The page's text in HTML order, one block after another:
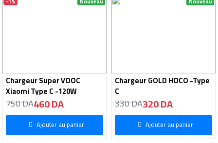
Chargeur Super VOOC
Xiaomi Type C -120W
750 DA460 DA
Ajouter au panier
Chargeur GOLD HOCO -Type
C
330 DA320 DA
Ajouter au panier